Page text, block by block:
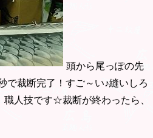
頭から尾っぽの先
で裁断完了！すご～い♪縫いしろ
職人技です☆裁断が終わったら、